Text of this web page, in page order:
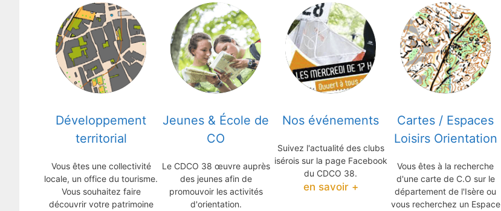
Développement
territorial
Vous êtes une collectivité
locale, un office du tourisme.
Vous souhaitez faire
découvrir votre patrimoine
Jeunes & École de
CO
Le CDCO 38 œuvre auprès
des jeunes afin de
promouvoir les activités
d'orientation.
Nos événements
Suivez l'actualité des clubs
isérois sur la page Facebook
du CDCO 38.
en savoir +
Cartes / Espaces
Loisirs Orientation
Vous êtes à la recherche
d'une carte de C.O sur le
département de l'Isère ou
vous recherchez un Espace